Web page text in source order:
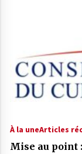
À la uneArticles
Mise au point